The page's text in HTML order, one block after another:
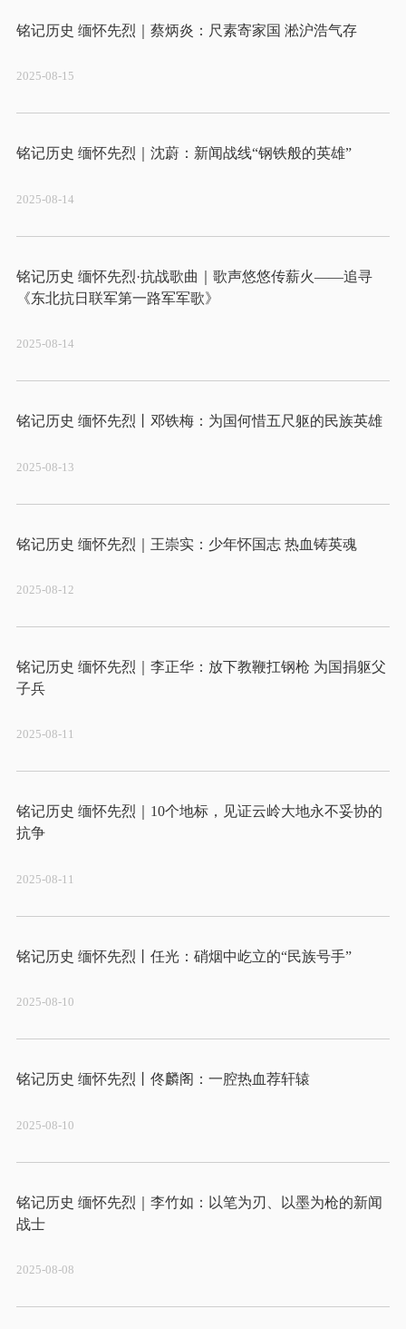
铭记历史 缅怀先烈｜蔡炳炎：尺素寄家国 淞沪浩气存
2025-08-15
铭记历史 缅怀先烈｜沈蔚：新闻战线“钢铁般的英雄”
2025-08-14
铭记历史 缅怀先烈·抗战歌曲｜歌声悠悠传薪火——追寻
2025-08-14
铭记历史 缅怀先烈丨邓铁梅：为国何惜五尺躯的民族英雄
2025-08-13
铭记历史 缅怀先烈｜王崇实：少年怀国志 热血铸英魂
2025-08-12
铭记历史 缅怀先烈｜李正华：放下教鞭扛钢枪 为国捐躯父
子兵
2025-08-11
铭记历史 缅怀先烈｜10个地标，见证云岭大地永不妥协的
抗争
2025-08-11
铭记历史 缅怀先烈丨任光：硝烟中屹立的“民族号手”
2025-08-10
铭记历史 缅怀先烈丨佟麟阁：一腔热血荐轩辕
2025-08-10
铭记历史 缅怀先烈｜李竹如：以笔为刃、以墨为枪的新闻
战士
2025-08-08